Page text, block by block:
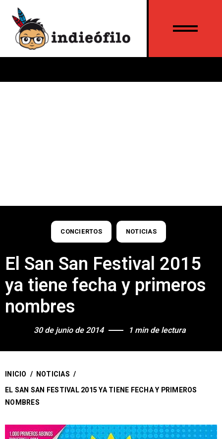
CONCIERTOS NOTICIAS
El San San Festival 2015
ya tiene fecha y primeros
nombres
30 de junio de 2014 1 min de lectura
INICIO / NOTICIAS /
EL SAN SAN FESTIVAL 2015 YA TIENE FECHA Y PRIMEROS
NOMBRES